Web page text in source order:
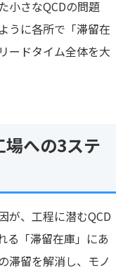
小さなQCDの問題
うに各所で「滞留在
ードタイム全体を大
場への3ステ
が、工程に潜むQCD
る「滞留在庫」にあ
滞留を解消し、モノ